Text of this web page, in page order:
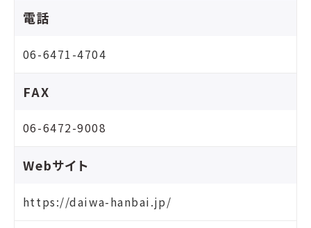
電話
06-6471-4704
FAX
06-6472-9008
Webサイト
https://daiwa-hanbai.jp/